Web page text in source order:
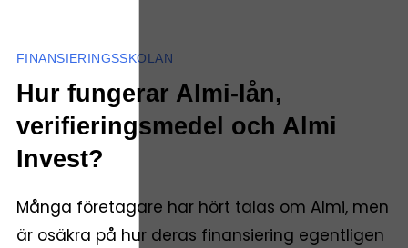
FINANSIERINGSSKOLAN
Hur fungerar Almi-lån,
verifieringsmedel och Almi
Invest?
Många företagare har hört talas om Almi, men
är osäkra på hur deras finansiering egentligen